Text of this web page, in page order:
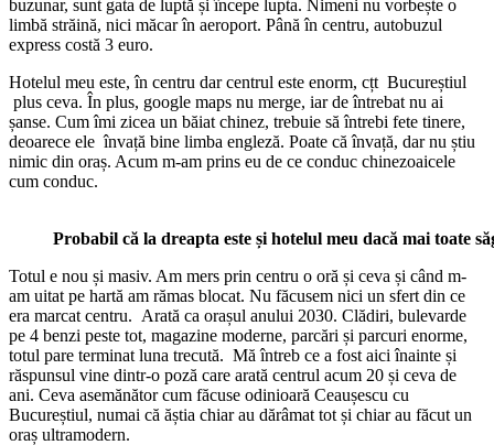
buzunar, sunt gata de luptă și începe lupta. Nimeni nu vorbește o
limbă străină, nici măcar în aeroport. Până în centru, autobuzul
express costă 3 euro.
Hotelul meu este, în centru dar centrul este enorm, cțt Bucureștiul
plus ceva. În plus, google maps nu merge, iar de întrebat nu ai
șanse. Cum îmi zicea un băiat chinez, trebuie să întrebi fete tinere,
deoarece ele învață bine limba engleză. Poate că învață, dar nu știu
nimic din oraș. Acum m-am prins eu de ce conduc chinezoaicele
cum conduc.
Probabil că la dreapta este și hotelul meu dacă mai toate
Totul e nou și masiv. Am mers prin centru o oră și ceva și când m-
am uitat pe hartă am rămas blocat. Nu făcusem nici un sfert din ce
era marcat centru. Arată ca orașul anului 2030. Clădiri, bulevarde
pe 4 benzi peste tot, magazine moderne, parcări și parcuri enorme,
totul pare terminat luna trecută. Mă întreb ce a fost aici înainte și
răspunsul vine dintr-o poză care arată centrul acum 20 și ceva de
ani. Ceva asemănător cum făcuse odinioară Ceaușescu cu
Bucureștiul, numai că ăștia chiar au dărâmat tot și chiar au făcut un
oraș ultramodern.